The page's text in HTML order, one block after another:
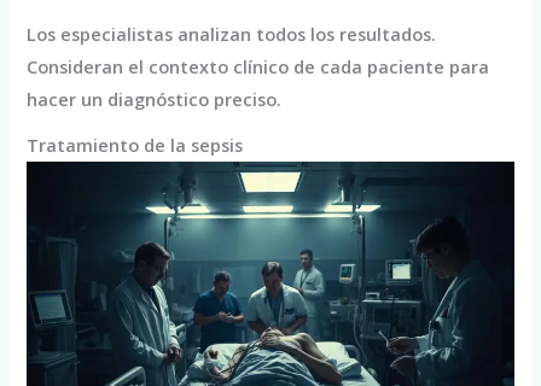
Los especialistas analizan todos los resultados.
Consideran el contexto clínico de cada paciente para
hacer un diagnóstico preciso.
Tratamiento de la sepsis